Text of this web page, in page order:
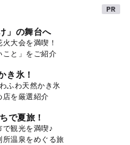
」の舞台へ
大会を満喫！
こと」をご紹介
き氷！
ふわ天然かき氷
店を厳選紹介
で夏旅！
観光を満喫♪
所温泉をめぐる旅